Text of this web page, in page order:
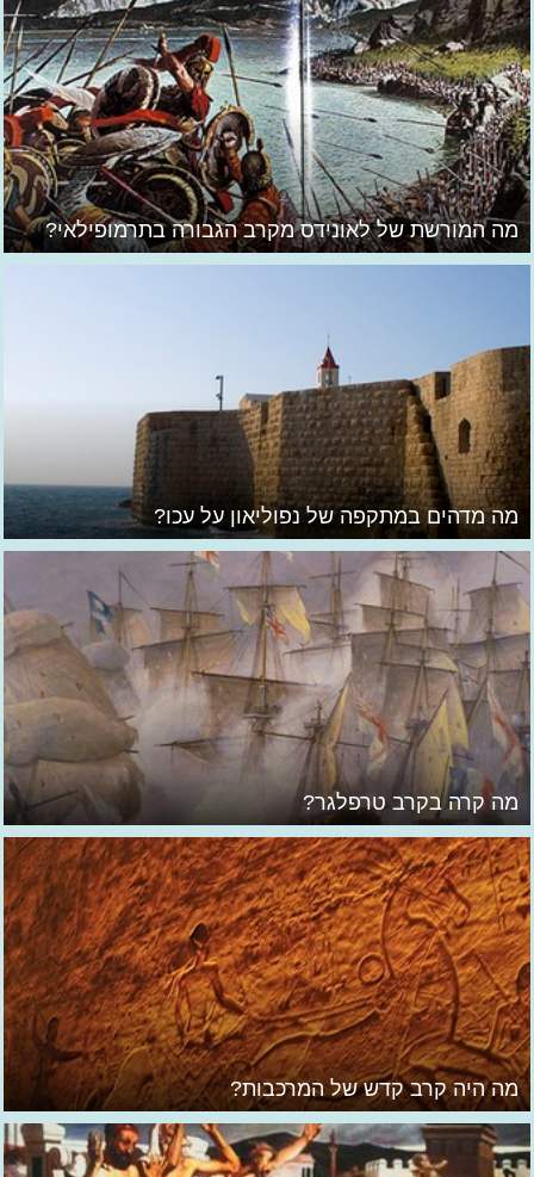
מה המורשת של לאונידס מקרב הגבורה בתרמופילאי?
מה מדהים במתקפה של נפוליאון על עכו?
מה קרה בקרב טרפלגר?
מה היה קרב קדש של המרכבות?